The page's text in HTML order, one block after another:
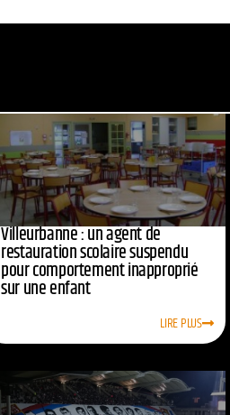
Villeurbanne : un agent de
restauration scolaire suspendu
pour comportement inapproprié
sur une enfant
LIRE PLUS